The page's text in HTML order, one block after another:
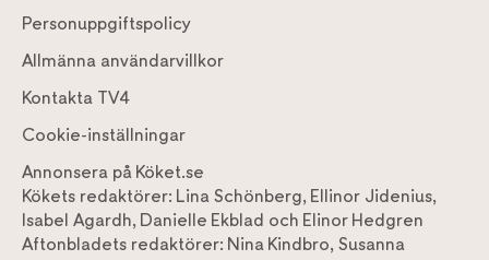
Personuppgiftspolicy
Allmänna användarvillkor
Kontakta TV4
Cookie-inställningar
Annonsera på Köket.se
Kökets redaktörer: Lina Schönberg, Ellinor Jidenius,
Isabel Agardh, Danielle Ekblad och Elinor Hedgren
Aftonbladets redaktörer: Nina Kindbro, Susanna